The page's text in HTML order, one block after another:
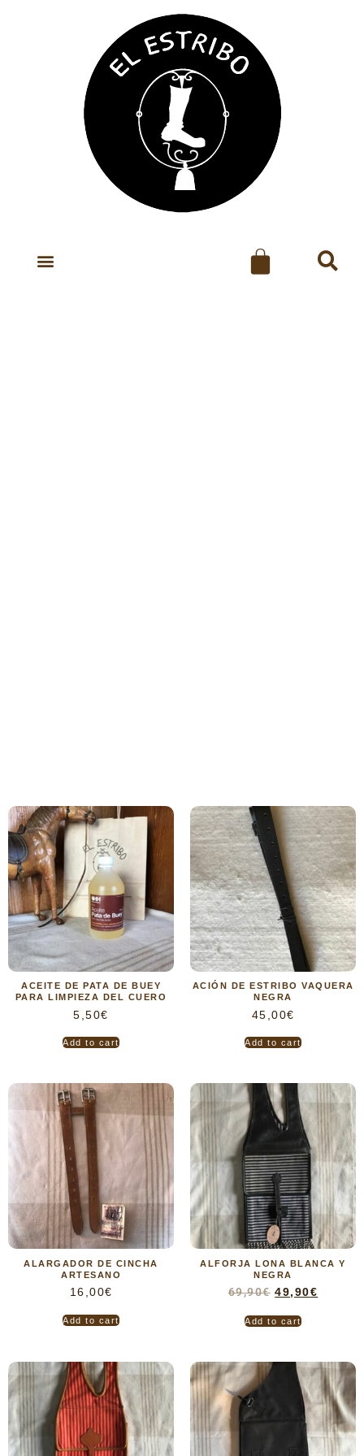
ACEITE DE PATA DE BUEY
PARA LIMPIEZA DEL CUERO
5,50€
Add to cart
ACIÓN DE ESTRIBO VAQUERA
NEGRA
45,00€
Add to cart
ALARGADOR DE CINCHA
ARTESANO
16,00€
Add to cart
ALFORJA LONA BLANCA Y
NEGRA
69,90€ 49,90€
Add to cart